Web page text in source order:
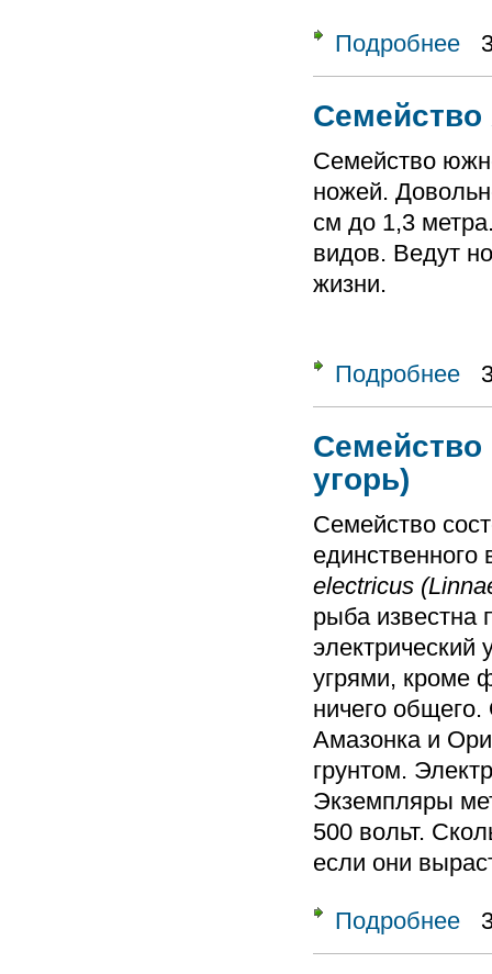
Подробнее о
Семейство
Семейство
ножей.
см до 1,3
видов. Ведут
жизни.
Подробнее о
Семейство
угорь)
Семейство
единственного
electricus
рыба известна
электрический
угрями, кроме
ничего общего.
Амазонка и
грунтом.
Экземпляры
500 вольт.
если они
Подробнеео